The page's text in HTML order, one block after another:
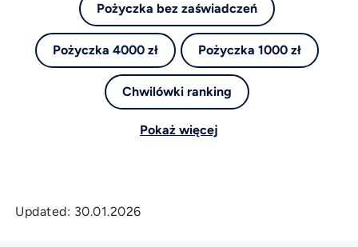
Pożyczka bez zaświadczeń
Pożyczka 4000 zł Pożyczka 1000 zł
Chwilówki ranking
Pokaż więcej
Updated: 30.01.2026